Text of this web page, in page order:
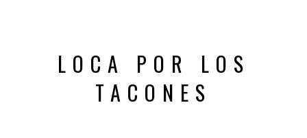
LOCA POR LOS
TACONES